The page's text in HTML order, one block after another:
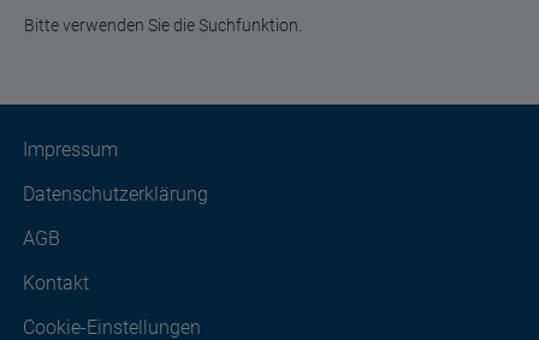
Bitte verwenden Sie die Suchfunktion.
Impressum
Datenschutzerklärung
AGB
Kontakt
Cookie-Einstellungen